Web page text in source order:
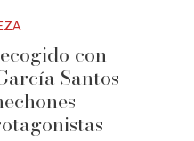
con
Santos